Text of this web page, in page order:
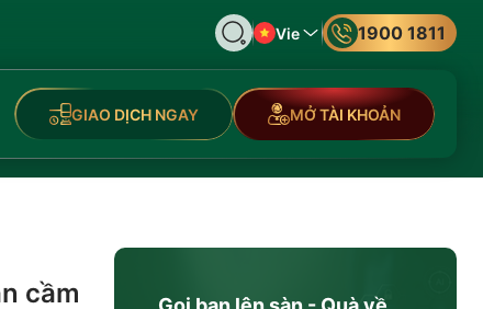
Vie 1900 1811
GIAO DỊCH NGAY MỞ TÀI KHOẢN
cầm